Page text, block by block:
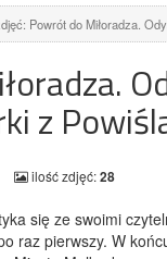
Powrót do Miłoradza.
z
ilość zdjęć:28
się ze swoimi
raz pierwszy. W